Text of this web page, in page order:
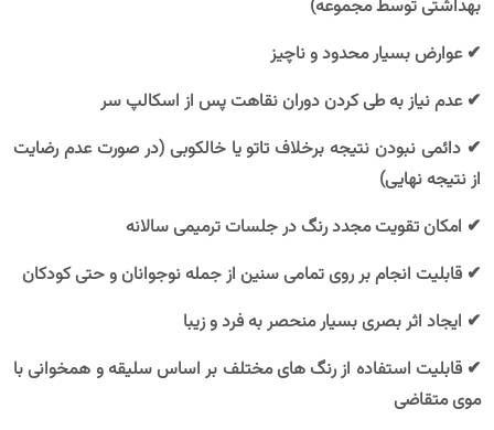
بهداشتی توسط مجموعه)
✔ عوارض بسیار محدود و ناچیز
✔ عدم نیاز به طی کردن دوران نقاهت پس از اسکالپ سر
✔ دائمی نبودن نتیجه برخلاف تاتو یا خالکوبی (در صورت عدم رضایت
از نتیجه نهایی)
✔ امکان تقویت مجدد رنگ در جلسات ترمیمی سالانه
✔ قابلیت انجام بر روی تمامی سنین از جمله نوجوانان و حتی کودکان
✔ ایجاد اثر بصری بسیار منحصر به فرد و زیبا
✔ قابلیت استفاده از رنگ های مختلف بر اساس سلیقه و همخوانی با
موی متقاضی